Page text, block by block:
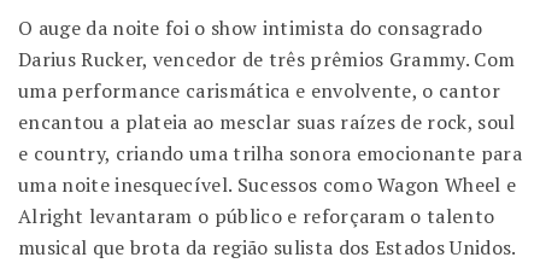
O auge da noite foi o show intimista do consagrado
Darius Rucker, vencedor de três prêmios Grammy. Com
uma performance carismática e envolvente, o cantor
encantou a plateia ao mesclar suas raízes de rock, soul
e country, criando uma trilha sonora emocionante para
uma noite inesquecível. Sucessos comoWagon Wheel e
Alright levantaram o público e reforçaram o talento
musical que brota da região sulista dos Estados Unidos.